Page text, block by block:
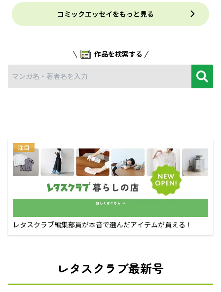
コミックエッセイをもっと見る
作品を検索する
注目
レタスクラブ編集部員が本音で選んだアイテムが買える！
レタスクラブ最新号